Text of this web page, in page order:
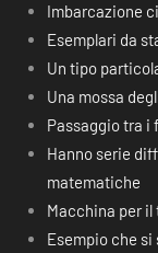
Imbarcazione
Esemplari da
Un tipo
Una mossa
Passaggio tra i
Hanno serie
matematiche
Macchina per
Esempio che si